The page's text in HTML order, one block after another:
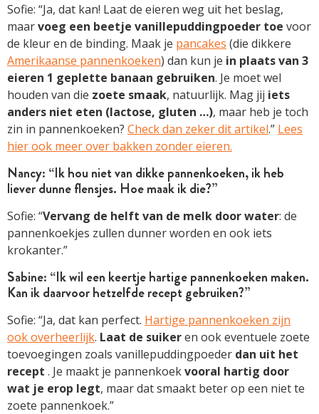
Sofie: “Ja, dat kan! Laat de eieren weg uit het beslag,
maarvoeg een beetje vanillepuddingpoeder toe voor
de kleur en de binding. Maak je pancakes (die dikkere
Amerikaanse pannenkoeken) dan kun je in plaats van 3
eieren 1 geplette banaan gebruiken. Je moet wel
houden van die zoete smaak, natuurlijk. Mag jij iets
anders niet eten (lactose, gluten …), maar heb je toch
zin in pannenkoeken? Check dan zeker dit artikel.” Lees
hier ook meer over bakken zonder eieren.
Nancy: “Ik hou niet van dikke pannenkoeken, ik heb
liever dunne flensjes. Hoe maak ik die?”
Sofie: “Vervang de helft van de melk door water: de
pannenkoekjes zullen dunner worden en ook iets
krokanter.”
Sabine: “Ik wil een keertje hartige pannenkoeken maken.
Kan ik daarvoor hetzelfde recept gebruiken?”
Sofie: “Ja, dat kan perfect. Hartige pannenkoeken zijn
ook overheerlijk. Laat de suikeren ook eventuele zoete
toevoegingen zoals vanillepuddingpoeder dan uit het
recept . Je maakt je pannenkoekvooral hartig door
wat je erop legt, maar dat smaakt beter op een niet te
zoete pannenkoek.”